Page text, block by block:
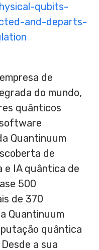
qubits-
and-departs-
de
do mundo,
quânticos
Quantinuum
de
e IA quântica de
500
de 370
Quantinuum
quântica
a sua